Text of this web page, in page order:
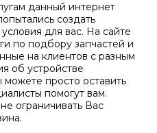
данный интернет
создать
для вас. На сайте
по подбору запчастей и
на клиентов с разным
об устройстве
просто оставить
помогут вам.
ограничивать Вас